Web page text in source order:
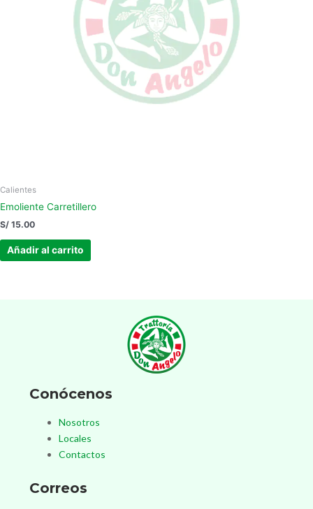
Calientes
Emoliente Carretillero
S/ 15.00
Añadir al carrito
Conócenos
Nosotros
Locales
Contactos
Correos